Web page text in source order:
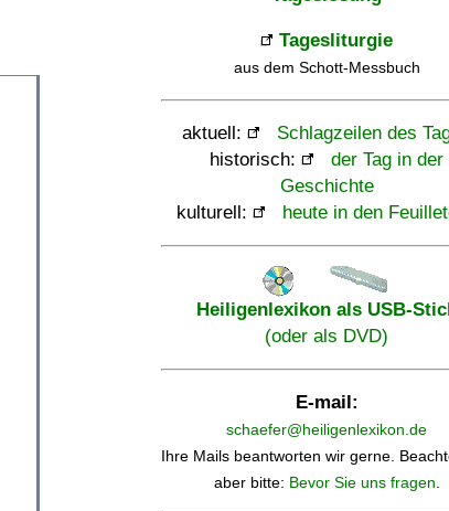
Tagesliturgie
aus dem Schott-Messbuch
aktuell:
Schlagzeilen des
historisch:
der Tag in der
Geschichte
kulturell:
heute in den
Heiligenlexikon als USB-
(oder als DVD)
E-mail:
schaefer@heiligenlexikon.de
Ihre Mails beantworten wir gerne.
aber bitte: Bevor Sie uns fragen.